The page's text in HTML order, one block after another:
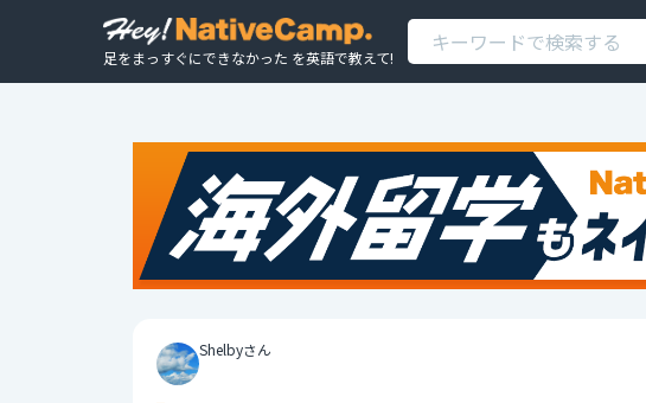
足をまっすぐにできなかった を英語で教えて!
Shelbyさん